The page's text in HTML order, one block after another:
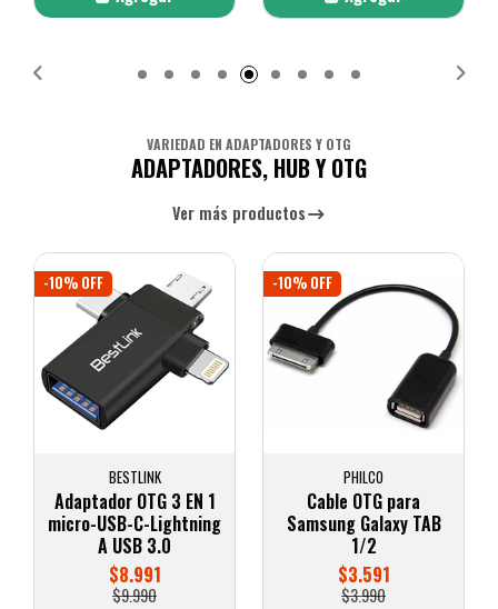
VARIEDAD EN ADAPTADORES Y OTG
ADAPTADORES, HUB Y OTG
Ver más productos
-10% OFF
PHILCO
Cable OTG para
Samsung Galaxy TAB
1/2
$3.591
$3.990
-10% OFF
DBLUE
OTG micro usb macho
a USB hembra 2.0
$2.691
$2.990